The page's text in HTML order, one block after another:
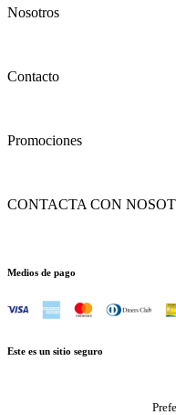
Nosotros
Contacto
Promociones
CONTACTA CON
Medios de pago
Este es un sitio seguro